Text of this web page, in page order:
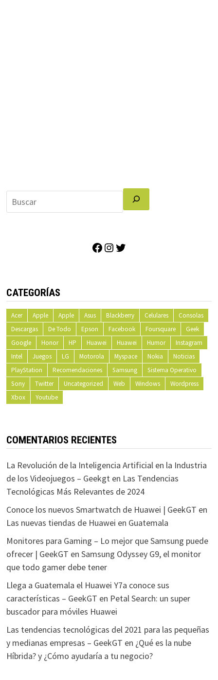
Facebook
Instagram
CATEGORÍAS
Acer Apple Apple Asus Blackberry Celulares
Consolas
Descargas
De Todo Epson Facebook Foursquare
Geek
Google
Honor HP Huawei Huawei Humor
Instagram
Intel
Juegos LG Motorola Myspace Nokia
Noticias
PlayStation
Recomendaciones Samsung
Sistema Operativo
Sony
Twitter Uncategorized Web Windows
Wordpress
Xbox
Youtube
COMENTARIOS RECIENTES
La Revolución de la Inteligencia Artificial en la Industria
de los Videojuegos – Geekgten Las Tendencias
Tecnológicas Más Relevantes de 2024
Conoce los nuevos Smartwatch de Huawei | GeekGT en
Las nuevas tiendas de Huawei en Guatemala
Monitores para Gaming – Lo mejor que Samsung puede
ofrecer | GeekGT en Samsung Odyssey G9, el monitor
que todo gamer debe tener
Llega a Guatemala el Huawei Y7a conoce sus
características – GeekGT en Petal Search: un super
buscador para móviles Huawei
Las tendencias tecnológicas del 2021 para las pequeñas
y medianas empresas – GeekGT en ¿Qué es la nube
Híbrida? y ¿Cómo ayudaría a tu negocio?